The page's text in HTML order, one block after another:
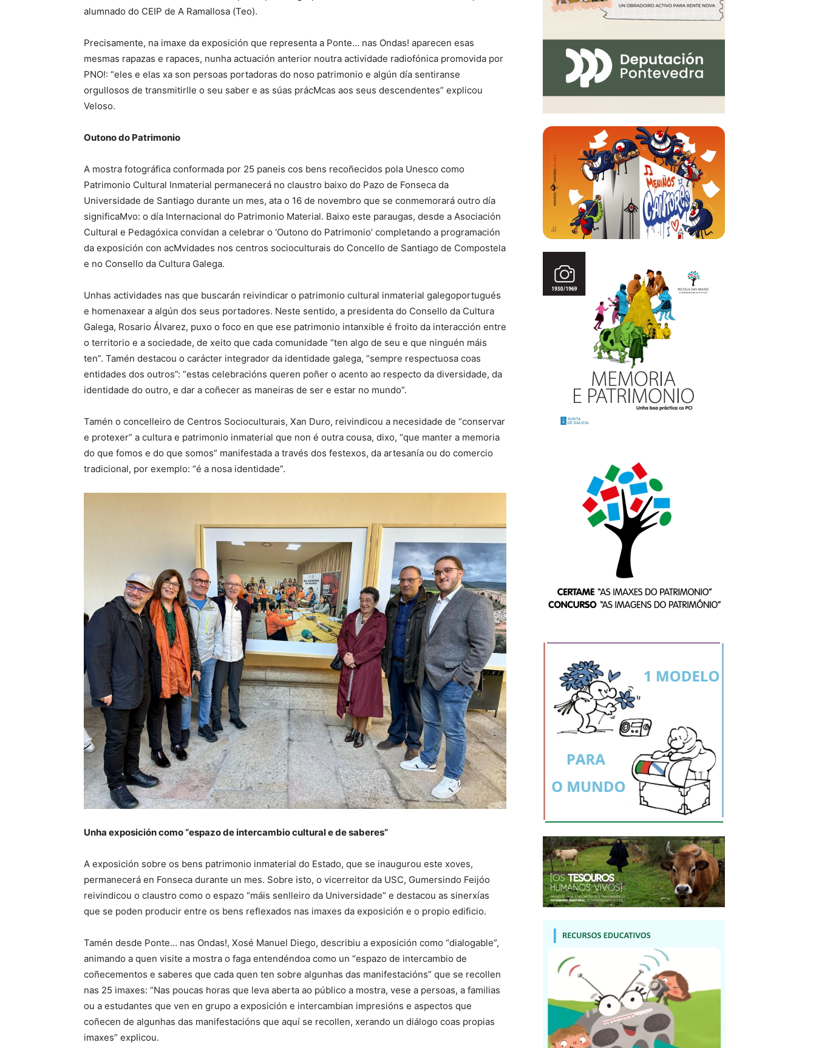
alumnado do CEIP de A Ramallosa (Teo).
Precisamente, na imaxe da exposición que representa a Ponte… nas Ondas! aparecen esas
mesmas rapazas e rapaces, nunha actuación anterior noutra actividade radiofónica promovida por
PNO!: “eles e elas xa son persoas portadoras do noso patrimonio e algún día sentiranse
orgullosos de transmitirlle o seu saber e as súas prácMcas aos seus descendentes” explicou
Veloso.
Outono do Patrimonio
A mostra fotográfica conformada por 25 paneis cos bens recoñecidos pola Unesco como
Patrimonio Cultural Inmaterial permanecerá no claustro baixo do Pazo de Fonseca da
Universidade de Santiago durante un mes, ata o 16 de novembro que se conmemorará outro día
significaMvo: o día Internacional do Patrimonio Material. Baixo este paraugas, desde a Asociación
Cultural e Pedagóxica convidan a celebrar o ‘Outono do Patrimonio’ completando a programación
da exposición con acMvidades nos centros socioculturais do Concello de Santiago de Compostela
e no Consello da Cultura Galega.
Unhas actividades nas que buscarán reivindicar o patrimonio cultural inmaterial galegoportugués
e homenaxear a algún dos seus portadores. Neste sentido, a presidenta do Consello da Cultura
Galega, Rosario Álvarez, puxo o foco en que ese patrimonio intanxible é froito da interacción entre
o territorio e a sociedade, de xeito que cada comunidade “ten algo de seu e que ninguén máis
ten”. Tamén destacou o carácter integrador da identidade galega, “sempre respectuosa coas
entidades dos outros”: “estas celebracións queren poñer o acento ao respecto da diversidade, da
identidade do outro, e dar a coñecer as maneiras de ser e estar no mundo”.
Tamén o concelleiro de Centros Socioculturais, Xan Duro, reivindicou a necesidade de “conservar
e protexer” a cultura e patrimonio inmaterial que non é outra cousa, dixo, “que manter a memoria
do que fomos e do que somos” manifestada a través dos festexos, da artesanía ou do comercio
tradicional, por exemplo: “é a nosa identidade”.
Unha exposición como “espazo de intercambio cultural e de saberes”
A exposición sobre os bens patrimonio inmaterial do Estado, que se inaugurou este xoves,
permanecerá en Fonseca durante un mes. Sobre isto, o vicerreitor da USC, Gumersindo Feijóo
reivindicou o claustro como o espazo “máis senlleiro da Universidade” e destacou as sinerxías
que se poden producir entre os bens reflexados nas imaxes da exposición e o propio edificio.
Tamén desde Ponte… nas Ondas!, Xosé Manuel Diego, describiu a exposición como “dialogable”,
animando a quen visite a mostra o faga entendéndoa como un “espazo de intercambio de
coñecementos e saberes que cada quen ten sobre algunhas das manifestacións” que se recollen
nas 25 imaxes: “Nas poucas horas que leva aberta ao público a mostra, vese a persoas, a familias
ou a estudantes que ven en grupo a exposición e intercambian impresións e aspectos que
coñecen de algunhas das manifestacións que aquí se recollen, xerando un diálogo coas propias
imaxes” explicou.